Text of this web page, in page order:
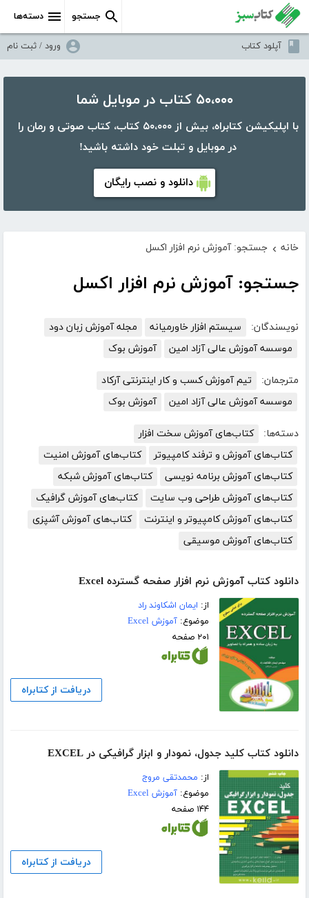
دسته‌ها جستجو
آپلود کتاب ورود / ثبت نام
۵۰،۰۰۰ کتاب در موبایل شما
با اپلیکیشن کتابراه، بیش از ۵۰،۰۰۰ کتاب، کتاب صوتی و رمان را
در موبایل و تبلت خود داشته باشید!
دانلود و نصب رایگان
خانه › جستجو: آموزش نرم افزار اکسل
جستجو: آموزش نرم افزار اکسل
نویسندگان: سیستم افزار خاورمیانه
مجله آموزش زبان دود
موسسه آموزش عالی آزاد امین
آموزش بوک
مترجمان:
تیم آموزش کسب و کار اینترنتی آرکاد
موسسه آموزش عالی آزاد امین
آموزش بوک
دسته‌ها:
کتاب‌های آموزش سخت افزار
کتاب‌های آموزش و ترفند کامپیوتر
کتاب‌های آموزش امنیت
کتاب‌های آموزش برنامه نویسی
کتاب‌های آموزش شبکه
کتاب‌های آموزش طراحی وب سایت
کتاب‌های آموزش گرافیک
کتاب‌های آموزش کامپیوتر و اینترنت
کتاب‌های آموزش آشپزی
کتاب‌های آموزش موسیقی
دانلود کتاب آموزش نرم افزار صفحه گسترده Excel
از: ایمان اشکاوند راد
موضوع:آموزش Excel
۲۰۱ صفحه
دریافت از کتابراه
دانلود کتاب کلید جدول، نمودار و ابزار گرافیکی در EXCEL
از: محمدتقی مروج
موضوع:آموزش Excel
۱۴۴ صفحه
دریافت از کتابراه